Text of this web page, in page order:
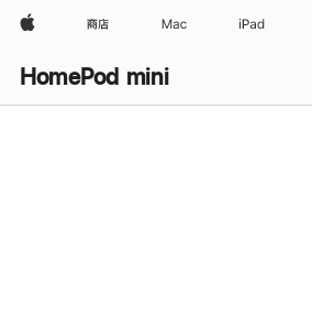
Apple 商店 Mac iPad
HomePod mini